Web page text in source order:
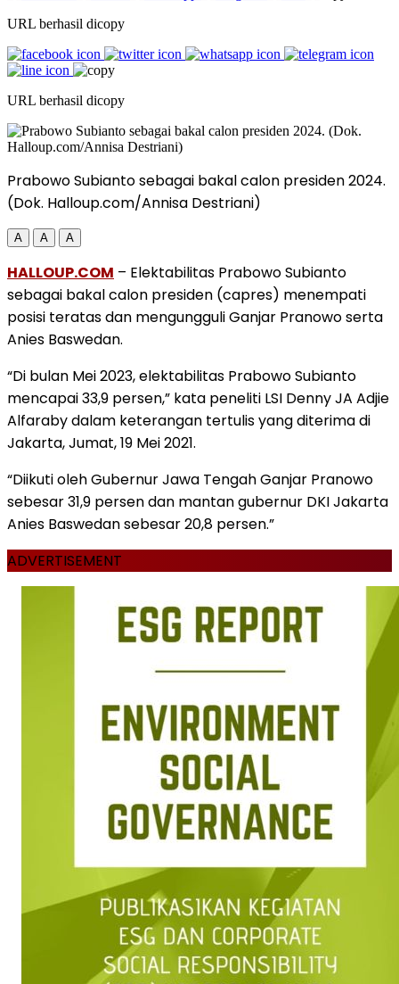
URL berhasil dicopy
URL berhasil dicopy
Prabowo Subianto sebagai bakal calon presiden 2024.
(Dok. Halloup.com/Annisa Destriani)
A A A
HALLOUP.COM – Elektabilitas Prabowo Subianto
sebagai bakal calon presiden (capres) menempati
posisi teratas dan mengungguli Ganjar Pranowo serta
Anies Baswedan.
“Di bulan Mei 2023, elektabilitas Prabowo Subianto
mencapai 33,9 persen,” kata peneliti LSI Denny JA Adjie
Alfaraby dalam keterangan tertulis yang diterima di
Jakarta, Jumat, 19 Mei 2021.
“Diikuti oleh Gubernur Jawa Tengah Ganjar Pranowo
sebesar 31,9 persen dan mantan gubernur DKI Jakarta
Anies Baswedan sebesar 20,8 persen.”
ADVERTISEMENT